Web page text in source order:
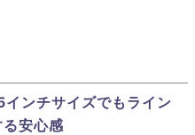
ンチサイズでもライン
安心感